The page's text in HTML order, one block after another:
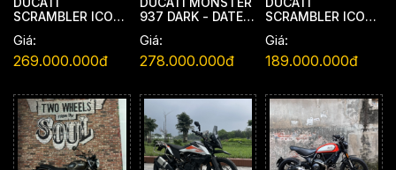
SCRAMBLER ICON
2023 - ODO
10.800 KM
Giá:
269.000.000đ
937 DARK - DATE
KM
Giá:
278.000.000đ
SCRAMBLER ICON
32 119 KM
Giá:
189.000.000đ